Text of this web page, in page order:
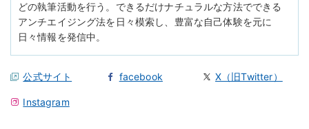
どの執筆活動を行う。できるだけナチュラルな方法でできる
アンチエイジング法を日々模索し、豊富な自己体験を元に
日々情報を発信中。
公式サイト facebook X（旧Twitter）
Instagram